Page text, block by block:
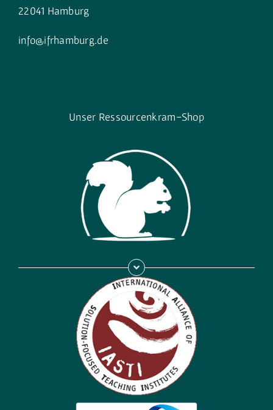
22041 Hamburg
info@ifrhamburg.de
Unser Ressourcenkram-Shop